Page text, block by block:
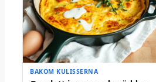
BAKOM KULISSERNA